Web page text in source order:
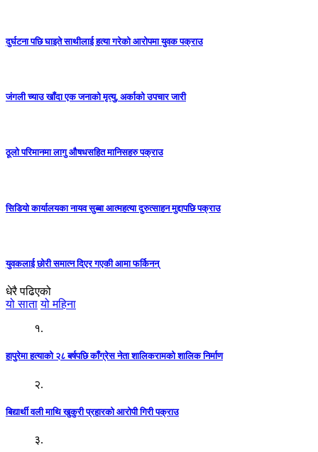
दुर्घटना पछि घाइते साथीलाई हत्या गरेको आरोपमा युवक पक्राउ
जंगली च्याउ खाँदा एक जनाको मृत्यु, अर्काको उपचार जारी
ठूलो परिमानमा लागु औषधसहित मानिसहरु पक्राउ
सिडियो कार्यालयका नायव सुब्बा आत्महत्या दुरुत्साहन मुद्दापछि पक्राउ
युवकलाई छोरी समात्न दिएर गएकी आमा फर्किनन्
धेरै पढिएको
यो साता यो महिना
१.
हापुरेमा हत्याको २८ बर्षपछि काँग्रेस नेता शालिकरामको शालिक निर्माण
२.
बिद्यार्थी वली माथि खुकुरी प्रहारको आरोपी गिरी पक्राउ
३.